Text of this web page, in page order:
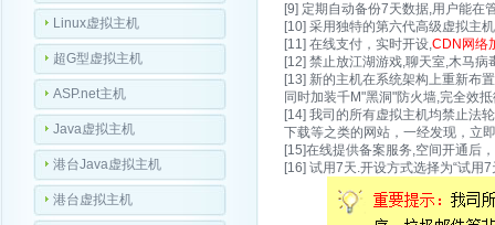
Linux虚拟主机
超G型虚拟主机
ASP.net主机
Java虚拟主机
港台Java虚拟主机
港台虚拟主机
[9] 定期自动备份7天数据,用户能在
[10] 采用独特的第六代高级虚拟主
[11] 在线支付，实时开设,CDN网络
[12] 禁止放江湖游戏,聊天室,木马
[13] 新的主机在系统架构上重新布
同时加装千M"黑洞"防火墙,完全效
[14] 我司的所有虚拟主机均禁止法
下载等之类的网站，一经发现，立
[15]在线提供备案服务,空间开通后
[16] 试用7天.开设方式选择为“试用7